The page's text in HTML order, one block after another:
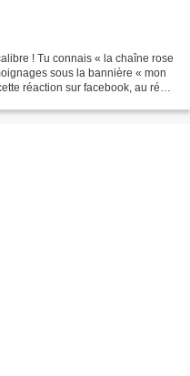
! Tu connais « la chaîne rose
sous la bannière « mon
réaction sur facebook, au récit